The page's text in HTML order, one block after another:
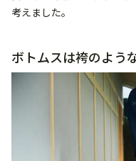
考えました。
ボトムスは袴のよう